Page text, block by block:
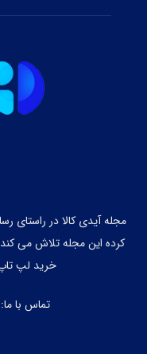
کرده این مجله تلاش می
خرید لپ تاپ
تماس با ما: